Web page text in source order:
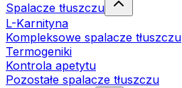
Spalacze tłuszczu
L-Karnityna
Kompleksowe spalacze tłuszczu
Termogeniki
Kontrola apetytu
Pozostałe spalacze tłuszczu